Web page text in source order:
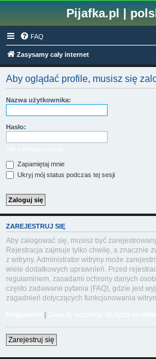
Pijafka.pl |
FAQ
Zasysamy cały internet
Aby oglądać profile, musisz się
Nazwa użytkownika:
Hasło:
Zapamiętaj mnie
Ukryj mój status podczas tej sesji
ZAREJESTRUJ SIĘ
Aby zalogować się, musisz być
Rejestracja zajmuje tylko chwilę, a znacznie
z witryny. Administrator witryny może
wiele dodatkowych uprawnień. Przed
regulaminem, zasadami ochrony danych
często zadawane pytania (FAQ), gdzie jest
zagadnień dotyczących funkcjonowania
|
Zarejestruj się